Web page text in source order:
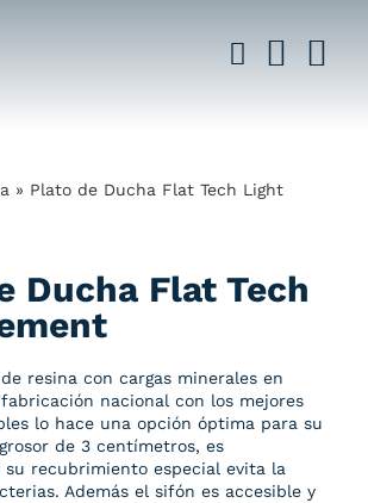
» Plato de Ducha Flat Tech Light
Ducha Flat Tech
resina con cargas minerales en
nacional con los mejores
lo hace una opción óptima para su
de 3 centímetros, es
su recubrimiento especial evita la
Además el sifón es accesible y